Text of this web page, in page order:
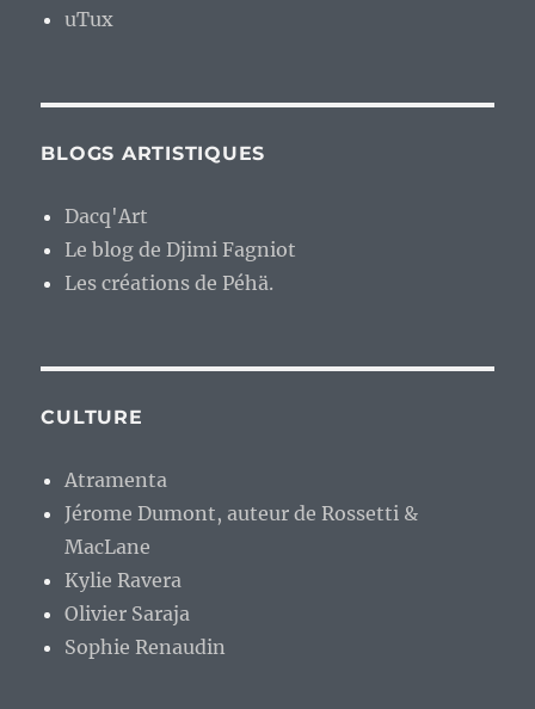
uTux
BLOGS ARTISTIQUES
Dacq'Art
Le blog de Djimi Fagniot
Les créations de Péhä.
CULTURE
Atramenta
Jérome Dumont, auteur de Rossetti &
MacLane
Kylie Ravera
Olivier Saraja
Sophie Renaudin